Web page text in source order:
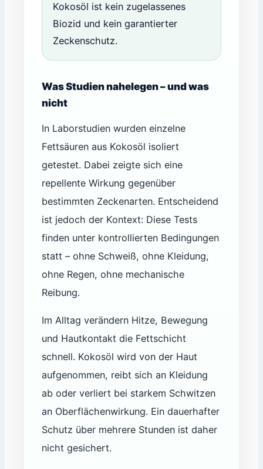
Kokosöl ist kein zugelassenes
Biozid und kein garantierter
Zeckenschutz.
Was Studien nahelegen – und was
nicht
In Laborstudien wurden einzelne
Fettsäuren aus Kokosöl isoliert
getestet. Dabei zeigte sich eine
repellente Wirkung gegenüber
bestimmten Zeckenarten. Entscheidend
ist jedoch der Kontext: Diese Tests
finden unter kontrollierten Bedingungen
statt – ohne Schweiß, ohne Kleidung,
ohne Regen, ohne mechanische
Reibung.
Im Alltag verändern Hitze, Bewegung
und Hautkontakt die Fettschicht
schnell. Kokosöl wird von der Haut
aufgenommen, reibt sich an Kleidung
ab oder verliert bei starkem Schwitzen
an Oberflächenwirkung. Ein dauerhafter
Schutz über mehrere Stunden ist daher
nicht gesichert.